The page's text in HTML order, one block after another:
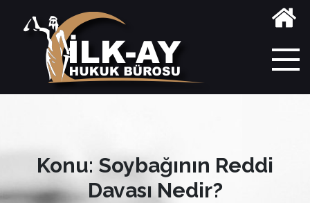
Konu: Soybağının Reddi
Davası Nedir?